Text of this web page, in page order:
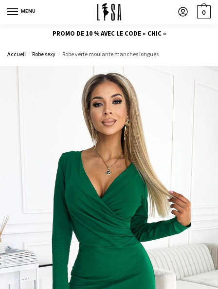
MENU 0
PROMO DE 10 % AVEC LE CODE « CHIC »
Accueil / Robe sexy / Robe verte moulante manches longues